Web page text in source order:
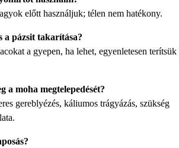
előtt használjuk; télen nem hatékony.
a pázsit takarítása?
a gyepen, ha lehet, egyenletesen terítsük
a moha megtelepedését?
gereblyézés, káliumos trágyázás, szükség